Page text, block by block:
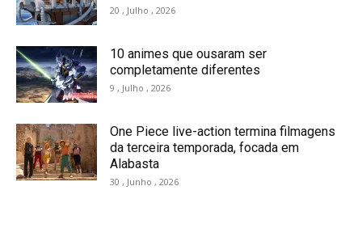
20 , Julho , 2026
10 animes que ousaram ser
completamente diferentes
9 , Julho , 2026
One Piece live-action termina filmagens
da terceira temporada, focada em
Alabasta
30 , Junho , 2026